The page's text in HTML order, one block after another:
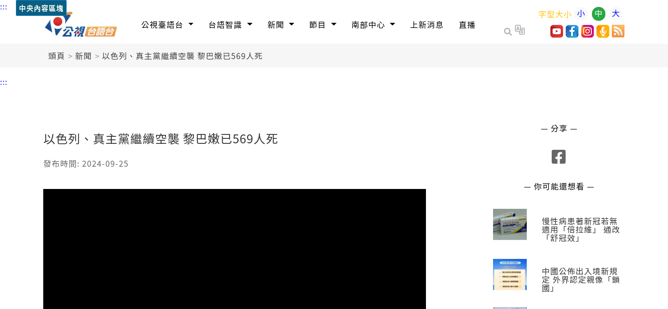
::: 中央內容區塊
公視臺語台 台語智識 新聞 節目 南部中心 上新消息 直播
字型大小 小 中 大
頭頁 新聞 以色列、真主黨繼續空襲 黎巴嫩已569人死
:::
以色列、真主黨繼續空襲 黎巴嫩已569人死
發布時間: 2024-09-25
— 分享 —
— 你可能還想看 —
慢性病患著新冠若無
適用「倍拉維」 通改
「舒冠效」
中國公佈出入境新規
定 外界認定親像「鎖
國」